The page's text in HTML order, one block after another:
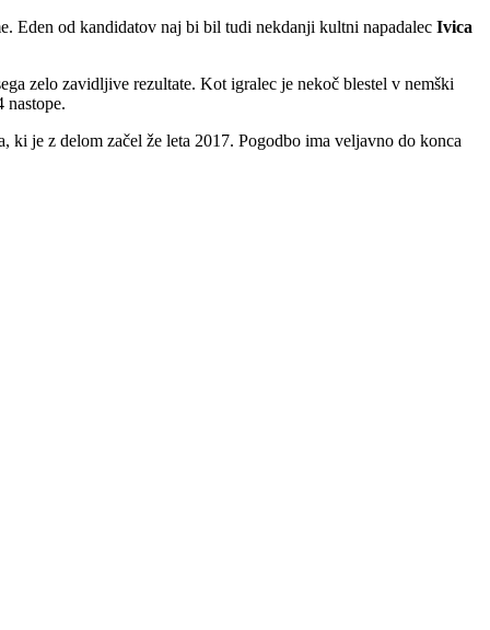
Eden od kandidatov naj bi bil tudi nekdanji kultni napadalec Ivica
zelo zavidljive rezultate. Kot igralec je nekoč blestel v nemški
je z delom začel že leta 2017. Pogodbo ima veljavno do konca